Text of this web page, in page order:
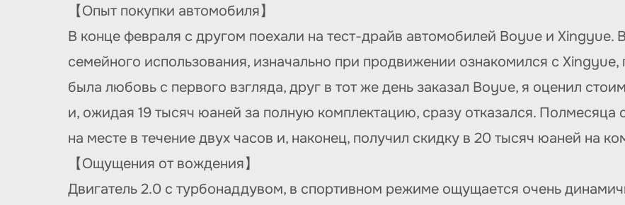
【Опыт покупки автомобиля】
В конце февраля с другом поехали на тест-драйв автомобилей Boyue и Xingyue.
семейного использования, изначально при продвижении ознакомился с
была любовь с первого взгляда, друг в тот же день заказал Boyue, я оценил
и, ожидая 19 тысяч юаней за полную комплектацию, сразу отказался. Полмесяца
на месте в течение двух часов и, наконец, получил скидку в 20 тысяч юаней на
【Ощущения от вождения】
Двигатель 2.0 с турбонаддувом, в спортивном режиме ощущается очень